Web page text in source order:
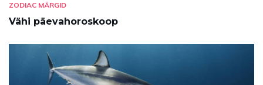
ZODIAC MÄRGID
Vähi päevahoroskoop